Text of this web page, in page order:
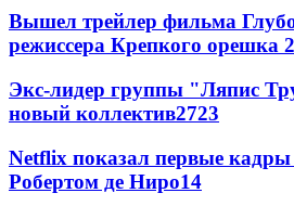
Вышел трейлер фильма
режиссера Крепкого орешка 2
Экс-лидер группы "Ляпис
новый коллектив2723
Netflix показал первые кадры
Робертом де Ниро14